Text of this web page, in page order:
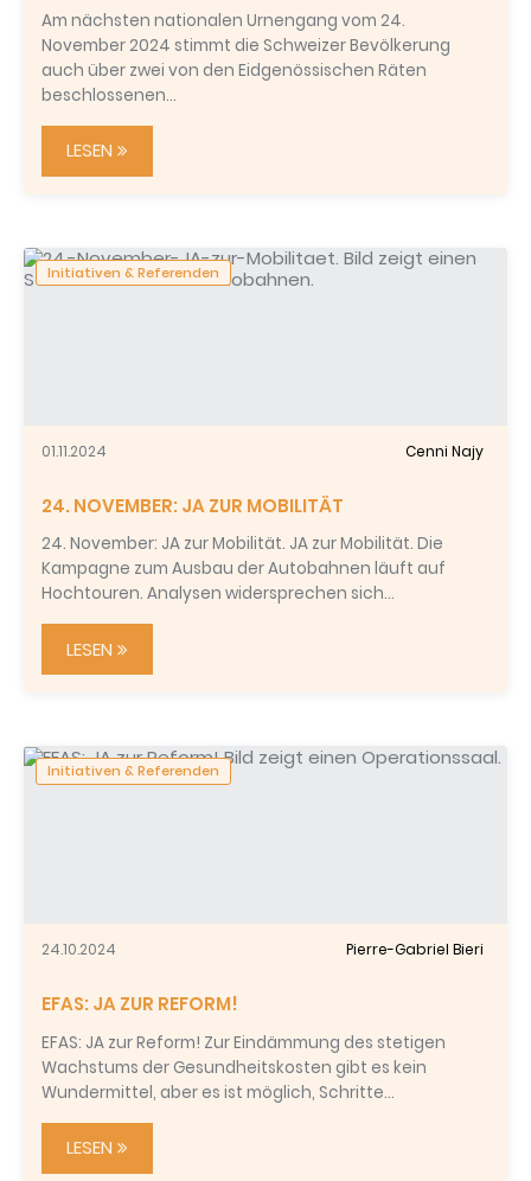
Am nächsten nationalen Urnengang vom 24.
November 2024 stimmt die Schweizer Bevölkerung
auch über zwei von den Eidgenössischen Räten
beschlossenen…
LESEN
Initiativen & Referenden
01.11.2024 Cenni Najy
24. NOVEMBER: JA ZUR MOBILITÄT
24. November: JA zur Mobilität. JA zur Mobilität. Die
Kampagne zum Ausbau der Autobahnen läuft auf
Hochtouren. Analysen widersprechen sich…
LESEN
Initiativen & Referenden
24.10.2024 Pierre-Gabriel Bieri
EFAS: JA ZUR REFORM!
EFAS: JA zur Reform! Zur Eindämmung des stetigen
Wachstums der Gesundheitskosten gibt es kein
Wundermittel, aber es ist möglich, Schritte…
LESEN